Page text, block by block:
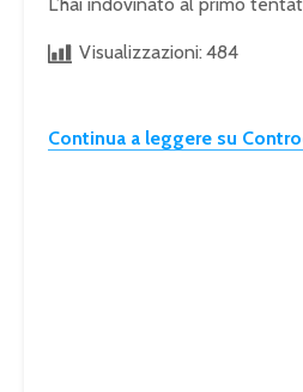
Visualizzazioni: 484
Continua a leggere su